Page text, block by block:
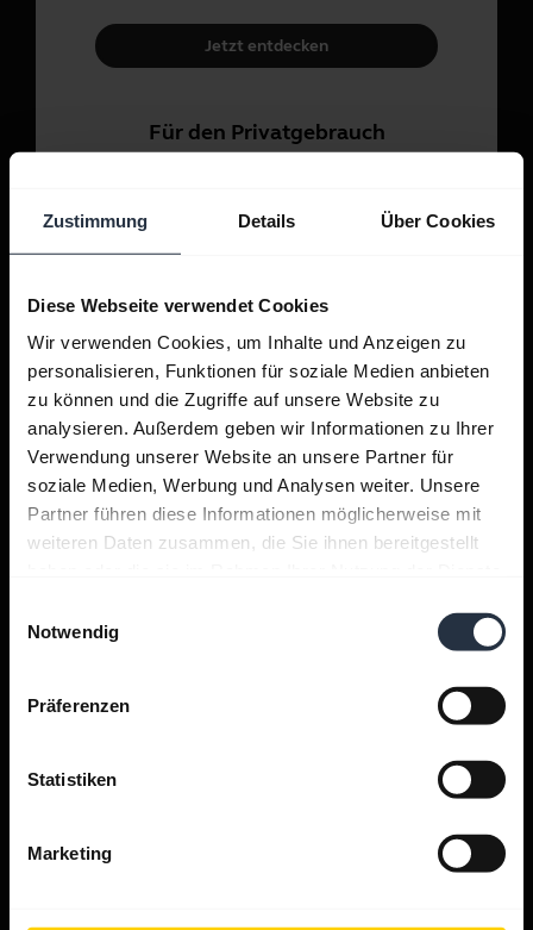
Zustimmung Details Über Cookies
Diese Webseite verwendet Cookies
Wir verwenden Cookies, um Inhalte und Anzeigen zu
personalisieren, Funktionen für soziale Medien anbieten
zu können und die Zugriffe auf unsere Website zu
analysieren. Außerdem geben wir Informationen zu Ihrer
Verwendung unserer Website an unsere Partner für
soziale Medien, Werbung und Analysen weiter. Unsere
Partner führen diese Informationen möglicherweise mit
weiteren Daten zusammen, die Sie ihnen bereitgestellt
Notwendig
Präferenzen
Statistiken
Marketing
Jetzt entdecken
Für den Privatgebrauch
für Anrufe, Musik und Sport.
Support
Jabra Apps